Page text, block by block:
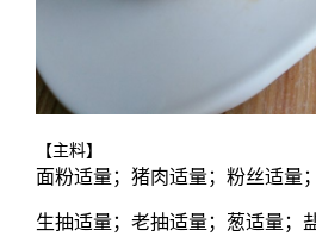
【主料】
面粉适量；猪肉适量；粉丝适量
生抽适量；老抽适量；葱适量；